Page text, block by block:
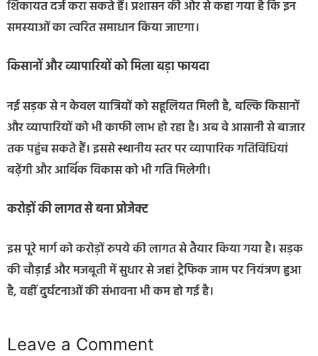
शिकायत दर्ज करा सकते हैं। प्रशासन की ओर से कहा गया है कि इन
समस्याओं का त्वरित समाधान किया जाएगा।
किसानों और व्यापारियों को मिला बड़ा फायदा
नई सड़क से न केवल यात्रियों को सहूलियत मिली है, बल्कि किसानों
और व्यापारियों को भी काफी लाभ हो रहा है। अब वे आसानी से बाजार
तक पहुंच सकते हैं। इससे स्थानीय स्तर पर व्यापारिक गतिविधियां
बढ़ेंगी और आर्थिक विकास को भी गति मिलेगी।
करोड़ों की लागत से बना प्रोजेक्ट
इस पूरे मार्ग को करोड़ों रुपये की लागत से तैयार किया गया है। सड़क
की चौड़ाई और मजबूती में सुधार से जहां ट्रैफिक जाम पर नियंत्रण हुआ
है, वहीं दुर्घटनाओं की संभावना भी कम हो गई है।
Leave a Comment